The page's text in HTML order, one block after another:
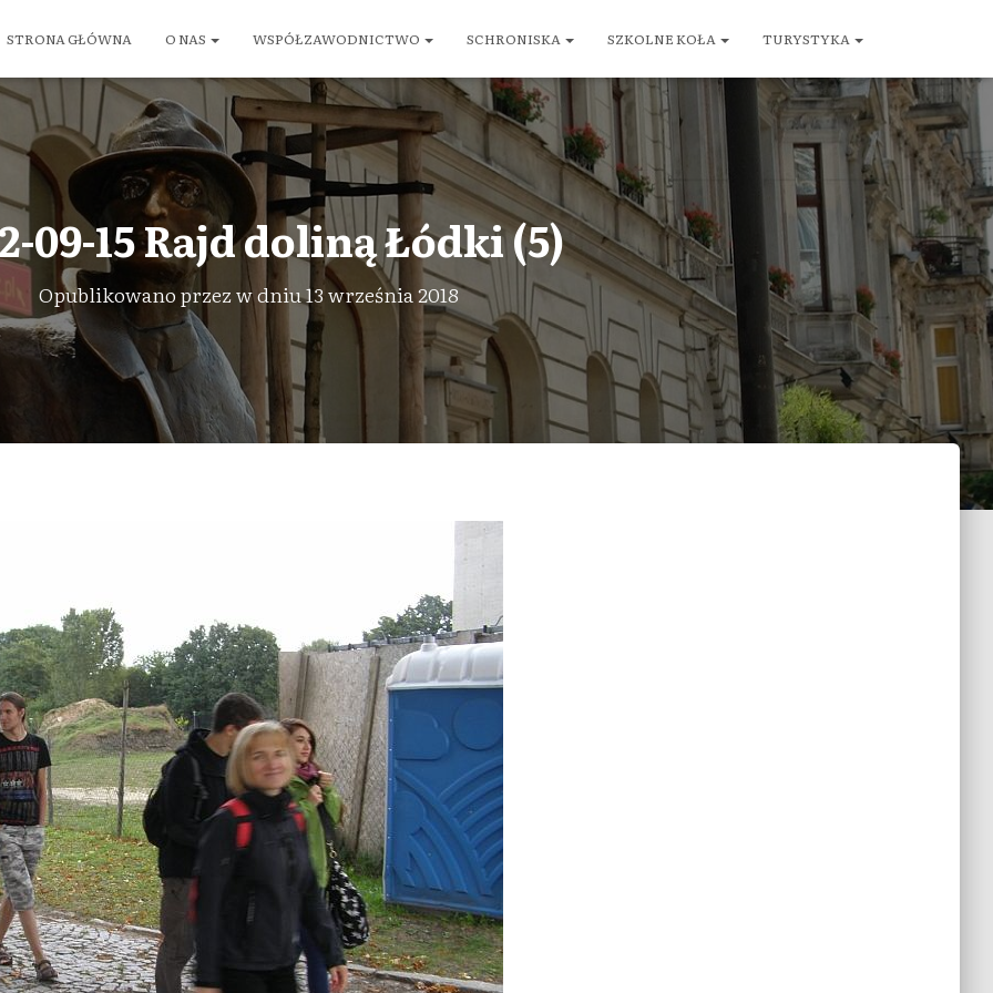
STRONA GŁÓWNA O NAS WSPÓŁZAWODNICTWO SCHRONISKA SZKOLNE KOŁA TURYSTYKA
09-15 Rajd doliną Łódki (5)
Opublikowano przezw dniu13 września 2018